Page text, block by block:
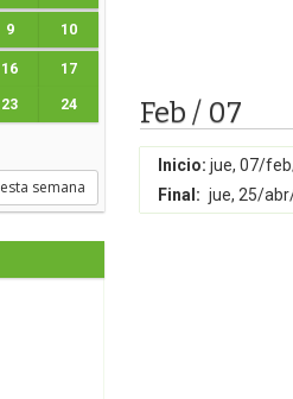
9 10
16 17
23 24
semana
Feb / 07
Inicio: jue, 07/
Final: jue, 25/